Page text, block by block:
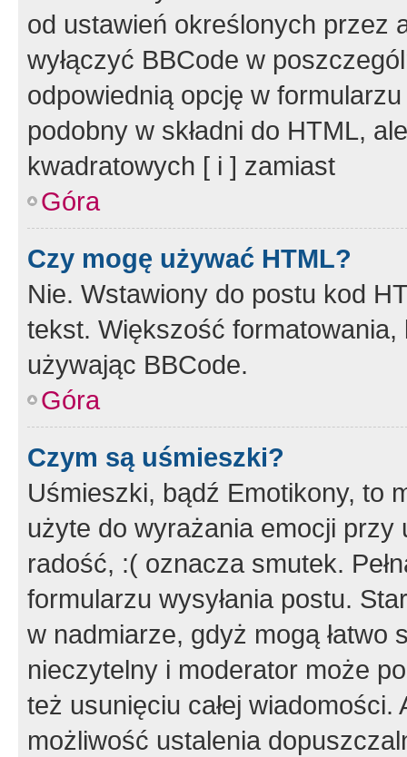
od ustawień określonych przez
wyłączyć BBCode w
odpowiednią opcję w
podobny w składni do HTML,
kwadratowych [ i ] zamiast
Góra
Czy mogę używać HTML?
Nie. Wstawiony do postu kod
tekst. Większość
używając BBCode.
Góra
Czym są uśmieszki?
Uśmieszki, bądź Emotikony, to
użyte do wyrażania emocji
radość, :( oznacza smutek.
formularzu wysyłania postu.
w nadmiarze, gdyż mogą
nieczytelny i moderator może
też usunięciu całej
możliwość ustalenia